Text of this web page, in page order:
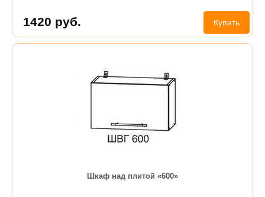
1420 руб. Купить
Шкаф над плитой «600»